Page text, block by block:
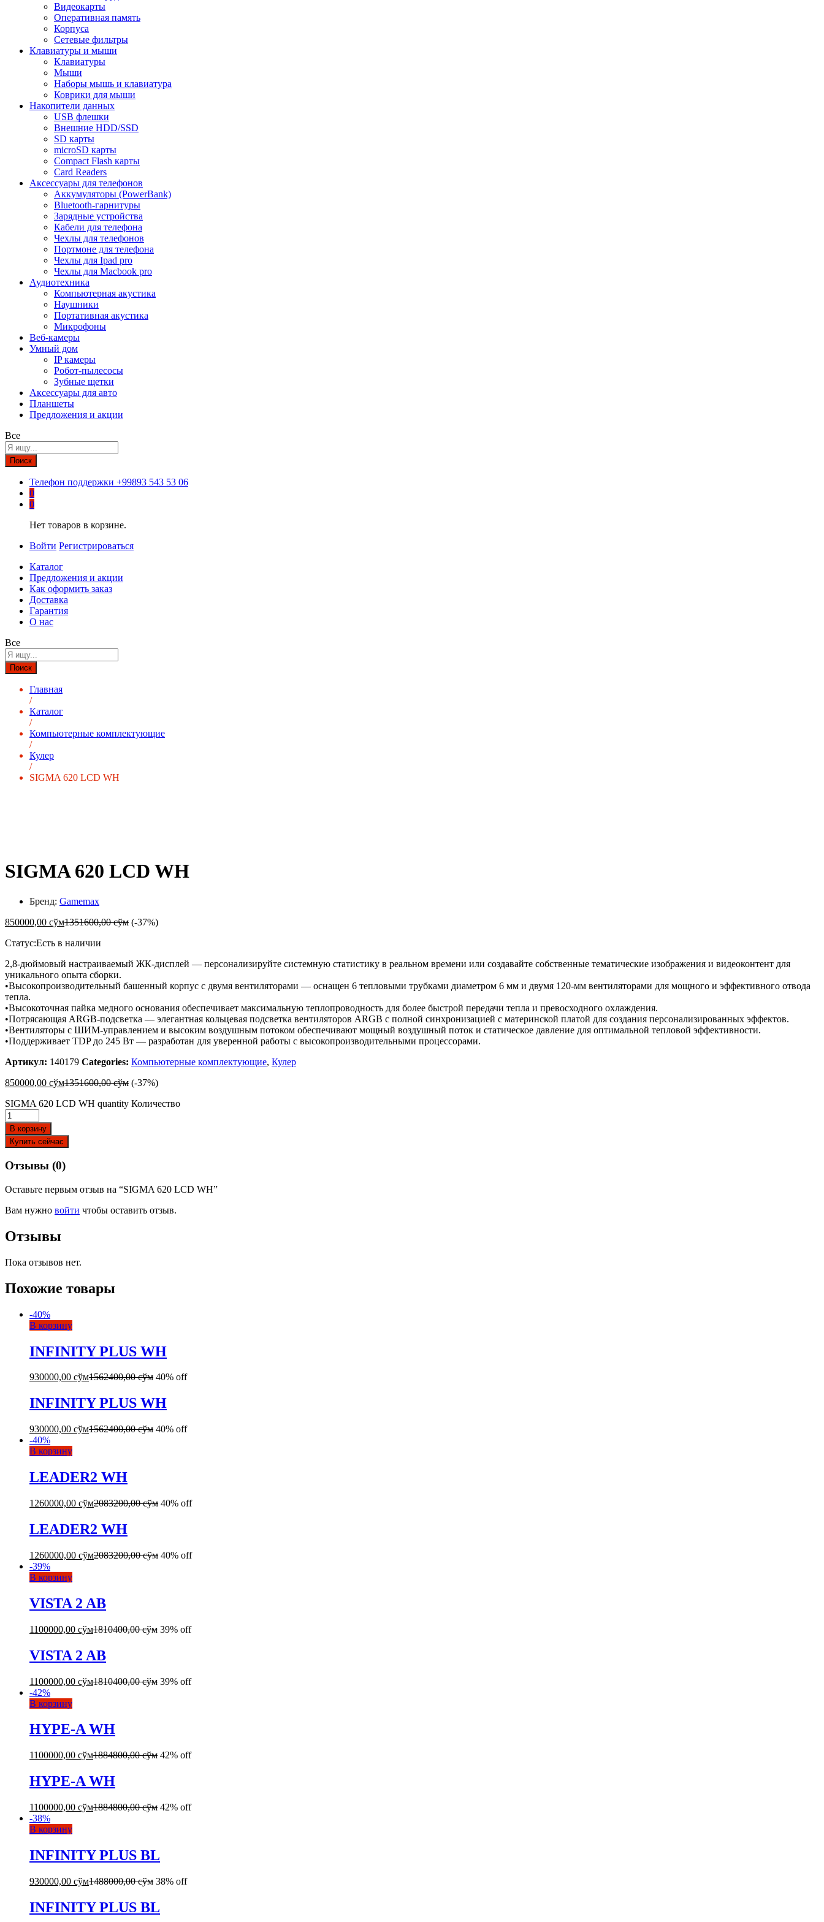
Видеокарты
Оперативная память
Корпуса
Сетевые фильтры
Клавиатуры и мыши
Клавиатуры
Мыши
Наборы мышь и клавиатура
Коврики для мыши
Накопители данных
USB флешки
Внешние HDD/SSD
SD карты
microSD карты
Compact Flash карты
Card Readers
Аксессуары для телефонов
Аккумуляторы (PowerBank)
Bluetooth-гарнитуры
Зарядные устройства
Кабели для телефона
Чехлы для телефонов
Портмоне для телефона
Чехлы для Ipad pro
Чехлы для Macbook pro
Аудиотехника
Компьютерная акустика
Наушники
Портативная акустика
Микрофоны
Веб-камеры
Умный дом
IP камеры
Робот-пылесосы
Зубные щетки
Аксессуары для авто
Планшеты
Предложения и акции
Все
Поиск
Телефон поддержки +99893 543 53 06
0
0
Нет товаров в корзине.
Войти Регистрироваться
Каталог
Предложения и акции
Как оформить заказ
Доставка
Гарантия
О нас
Все
Поиск
Главная
/
Каталог
/
Компьютерные комплектующие
/
Кулер
/
SIGMA 620 LCD WH
SIGMA 620 LCD WH
Бренд: Gamemax
850000,00 сўм1351600,00сўм (-37%)
Статус:Есть в наличии
2,8-дюймовый настраиваемый ЖК-дисплей — персонализируйте системную статистику в реальном времени или создавайте собственные тематические изображения и видеоконтент для
уникального опыта сборки.
•Высокопроизводительный башенный корпус с двумя вентиляторами — оснащен 6 тепловыми трубками диаметром 6 мм и двумя 120-мм вентиляторами для мощного и эффективного отвода
тепла.
•Высокоточная пайка медного основания обеспечивает максимальную теплопроводность для более быстрой передачи тепла и превосходного охлаждения.
•Потрясающая ARGB-подсветка — элегантная кольцевая подсветка вентиляторов ARGB с полной синхронизацией с материнской платой для создания персонализированных эффектов.
•Вентиляторы с ШИМ-управлением и высоким воздушным потоком обеспечивают мощный воздушный поток и статическое давление для оптимальной тепловой эффективности.
•Поддерживает TDP до 245 Вт — разработан для уверенной работы с высокопроизводительными процессорами.
Артикул: 140179 Categories: Компьютерные комплектующие, Кулер
850000,00 сўм1351600,00сўм (-37%)
SIGMA 620 LCD WH quantity Количество
В корзину
Купить сейчас
Отзывы (0)
Оставьте первым отзыв на “SIGMA 620 LCD WH”
Вам нужно войти чтобы оставить отзыв.
Отзывы
Пока отзывов нет.
Похожие товары
-40%
В корзину
INFINITY PLUS WH
930000,00 сўм1562400,00сўм 40% off
INFINITY PLUS WH
930000,00 сўм1562400,00сўм 40% off
-40%
В корзину
LEADER2 WH
1260000,00 сўм2083200,00сўм 40% off
LEADER2 WH
1260000,00 сўм2083200,00сўм 40% off
-39%
В корзину
VISTA 2 AB
1100000,00 сўм1810400,00сўм 39% off
VISTA 2 AB
1100000,00 сўм1810400,00сўм 39% off
-42%
В корзину
HYPE-A WH
1100000,00 сўм1884800,00сўм 42% off
HYPE-A WH
1100000,00 сўм1884800,00сўм 42% off
-38%
В корзину
INFINITY PLUS BL
930000,00 сўм1488000,00сўм 38% off
INFINITY PLUS BL